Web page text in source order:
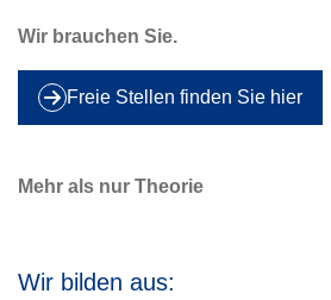
Wir brauchen Sie.
Freie Stellen finden Sie hier
Mehr als nur Theorie
Wir bilden aus: